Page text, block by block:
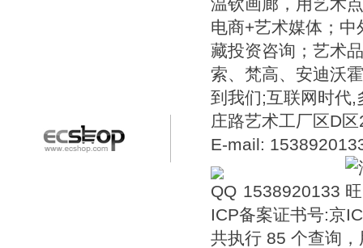
电商+艺术媒体；
藏投资咨询；艺术
索、梵高、安迪沃
到我们;互联网时代,
庄路艺术工厂区D
E-mail:
1538920133
ICP备案证书号:京
共执行 85 个查询